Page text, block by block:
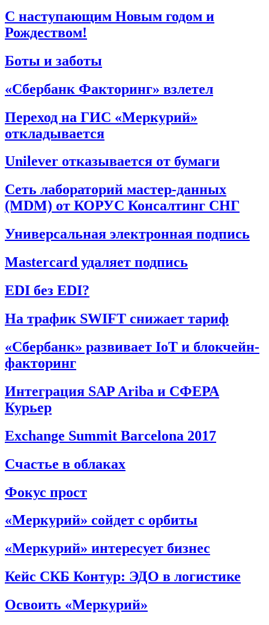
С наступающим Новым годом и
Рождеством!
Боты и заботы
«Сбербанк Факторинг» взлетел
Переход на ГИС «Меркурий»
откладывается
Unilever отказывается от бумаги
Сеть лабораторий мастер-данных
(MDM) от КОРУС Консалтинг СНГ
Универсальная электронная подпись
Mastercard удаляет подпись
EDI без EDI?
На трафик SWIFT снижает тариф
«Сбербанк» развивает IoT и блокчейн-
факторинг
Интеграция SAP Ariba и СФЕРА
Курьер
Exchange Summit Barcelona 2017
Счастье в облаках
Фокус прост
«Меркурий» сойдет с орбиты
«Меркурий» интересует бизнес
Кейс СКБ Контур: ЭДО в логистике
Освоить «Меркурий»